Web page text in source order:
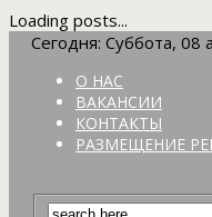
Loading posts...
Сегодня: Суббота, 08
О НАС
ВАКАНСИИ
КОНТАКТЫ
РАЗМЕЩЕНИЕ